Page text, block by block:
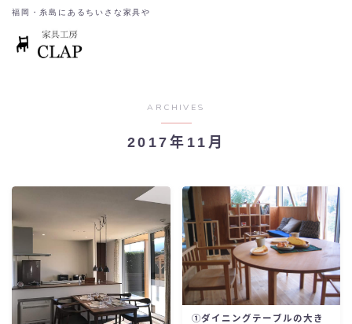
福岡・糸島にあるちいさな家具や
ARCHIVES
2017年11月
①ダイニングテーブルの大き